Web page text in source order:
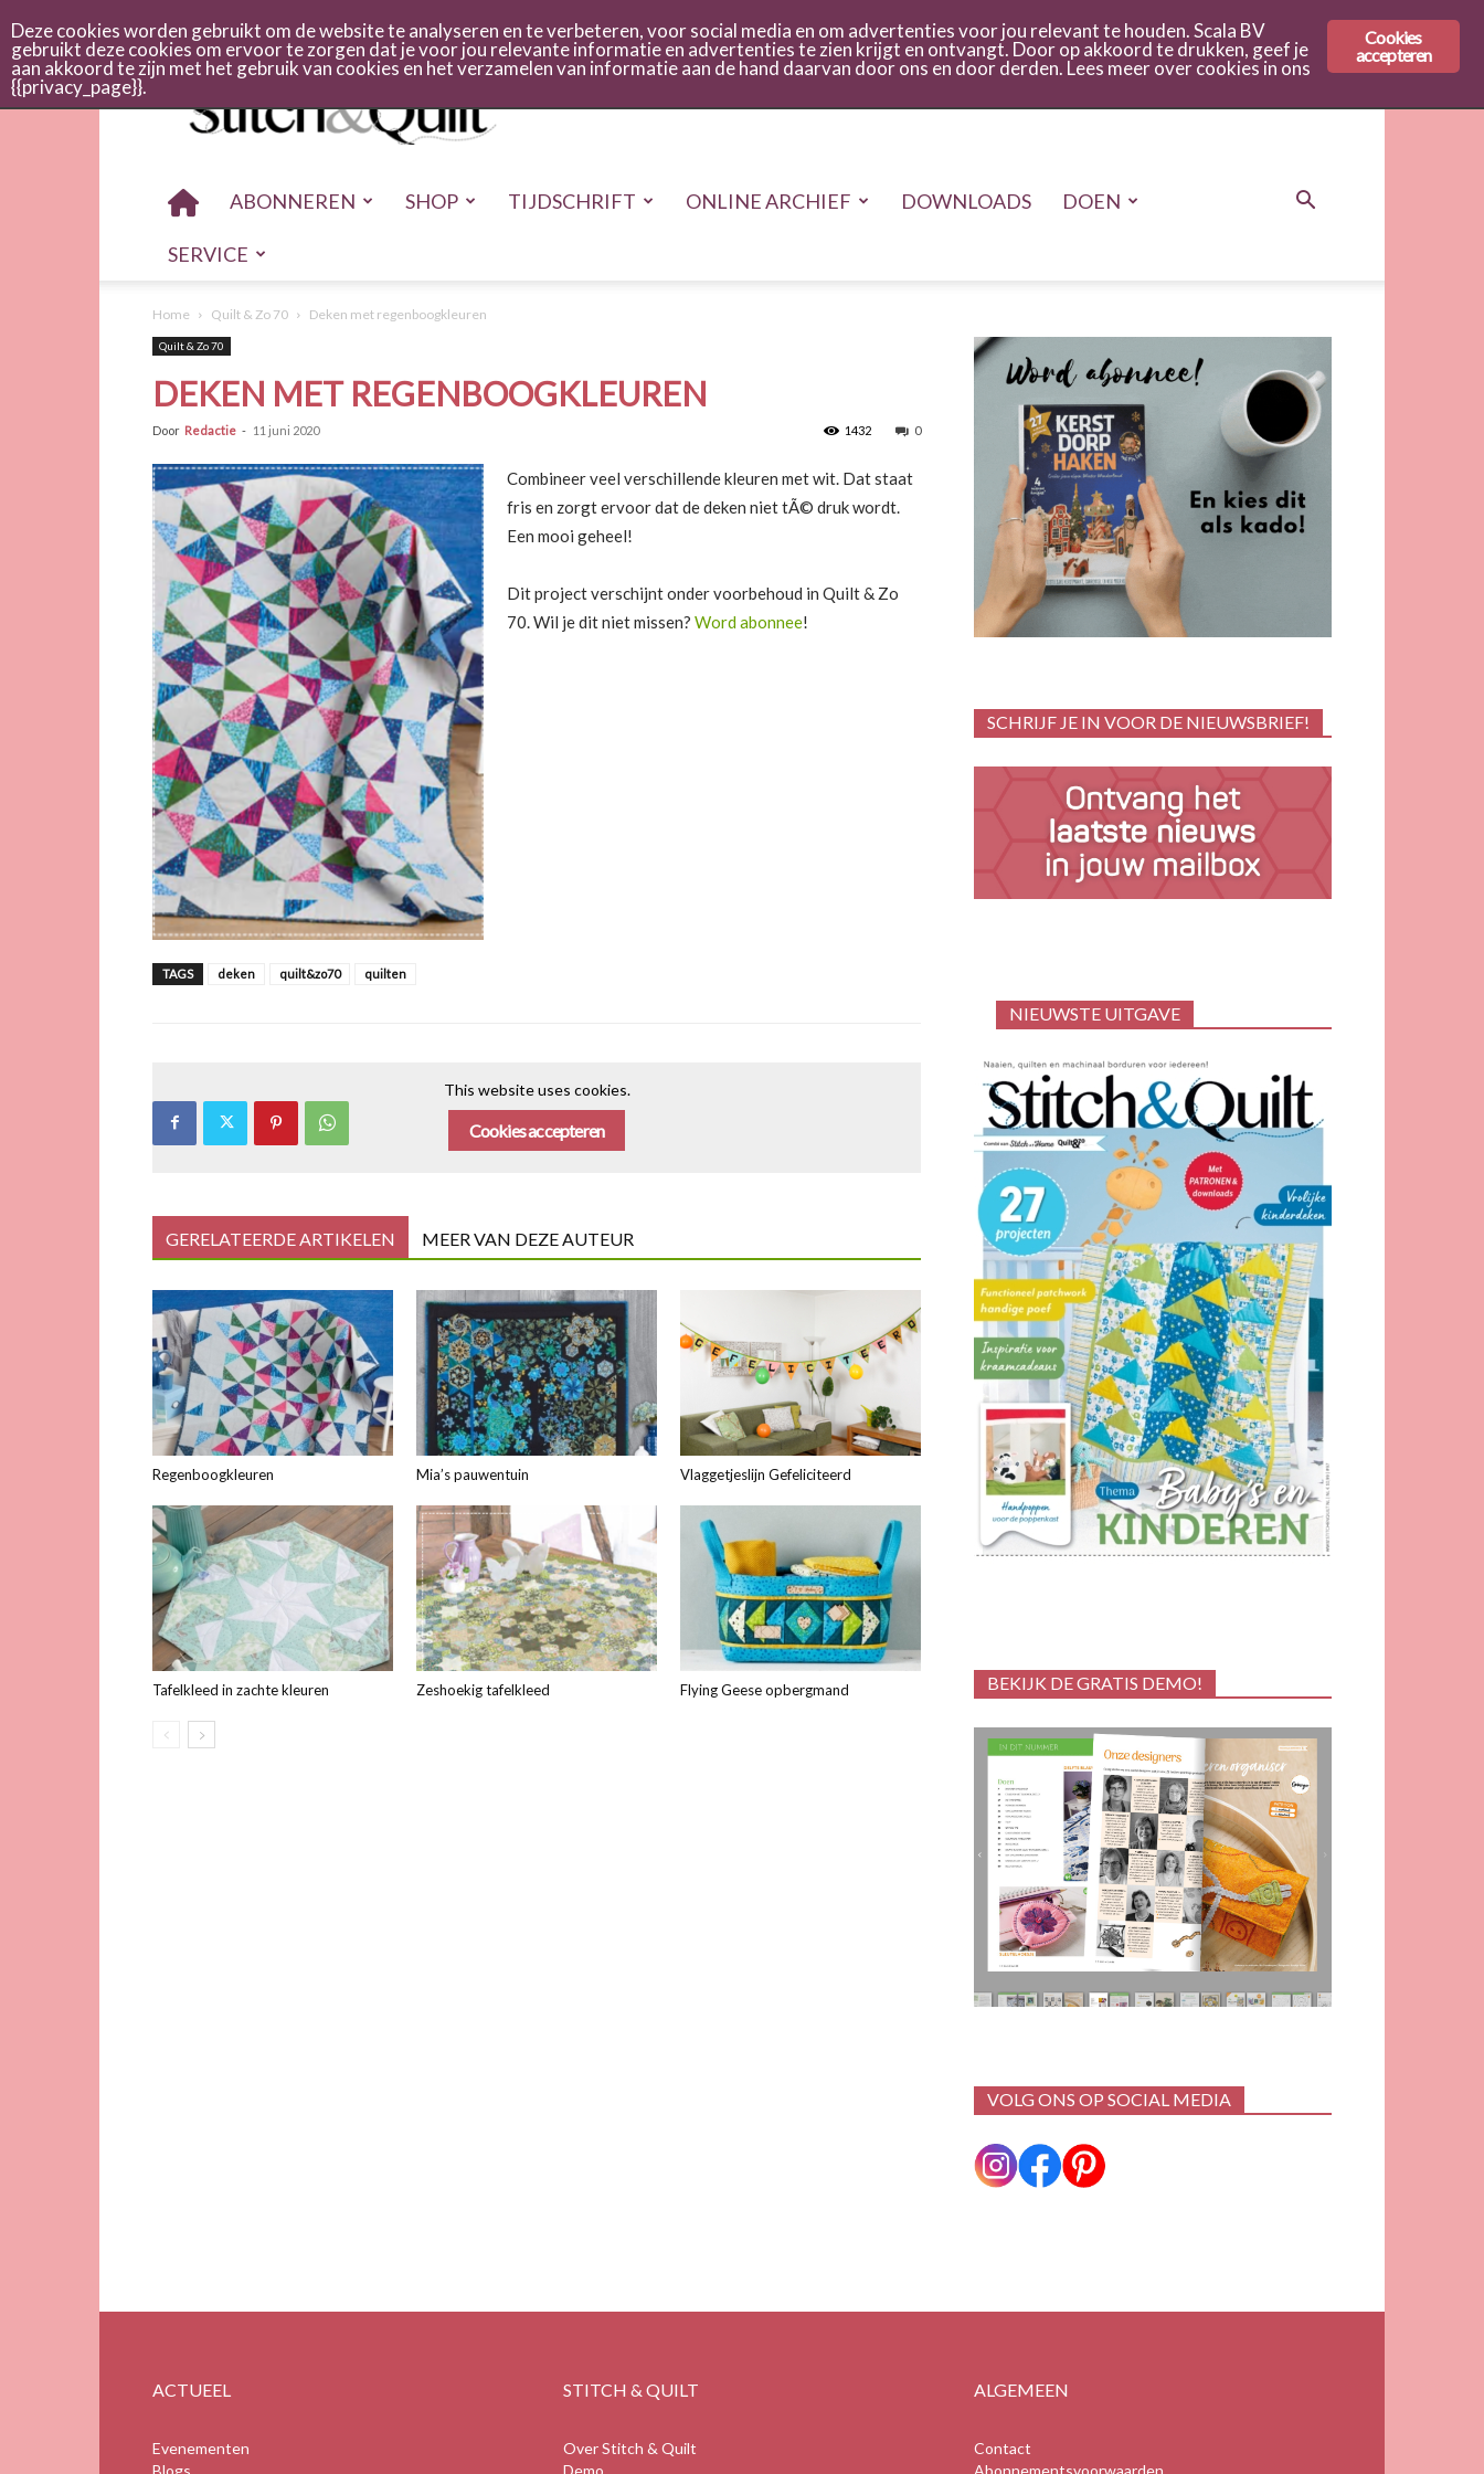
Stitch
quilt
ABONNEREN SHOP TIJDSCHRIFT ONLINE ARCHIEF DOWNLOADS DOEN
SERVICE
Home Quilt & Zo 70 Deken met regenboogkleuren
Quilt & Zo 70
DEKEN MET REGENBOOGKLEUREN
Door Redactie - 11 juni 2020 0
1432
Combineer veel verschillende kleuren met wit. Dat staat
fris en zorgt ervoor dat de deken niet tÃ© druk wordt.
Een mooi geheel!
Dit project verschijnt onder voorbehoud in Quilt & Zo
70. Wil je dit niet missen? Word abonnee!
TAGS deken quilt&zo70 quilten
This website uses cookies.
Cookies accepteren
GERELATEERDE ARTIKELEN MEER VAN DEZE AUTEUR
Regenboogkleuren Mia’s pauwentuin Vlaggetjeslijn Gefeliciteerd
Tafelkleed in zachte kleuren Zeshoekig tafelkleed Flying Geese opbergmand
SCHRIJF JE IN VOOR DE NIEUWSBRIEF!
NIEUWSTE UITGAVE
BEKIJK DE GRATIS DEMO!
VOLG ONS OP SOCIAL MEDIA
ACTUEEL
Evenementen
Blogs
STITCH & QUILT
Over Stitch & Quilt
Demo
ALGEMEEN
Contact
Abonnementsvoorwaarden
Cookies
accepteren
Deze cookies worden gebruikt om de website te analyseren en te verbeteren, voor social media en om advertenties voor jou relevant te houden. Scala BV
gebruikt deze cookies om ervoor te zorgen dat je voor jou relevante informatie en advertenties te zien krijgt en ontvangt. Door op akkoord te drukken, geef je
aan akkoord te zijn met het gebruik van cookies en het verzamelen van informatie aan de hand daarvan door ons en door derden. Lees meer over cookies in ons
{{privacy_page}}.